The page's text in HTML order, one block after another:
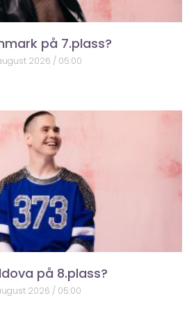
på 7.plass?
2026 05:00
på 8.plass?
2026 05:00